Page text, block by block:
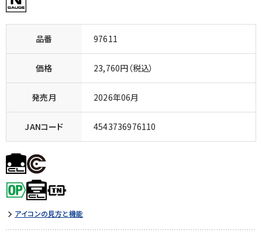
品番 97611
価格 23,760円（税込）
発売月 2026年06月
JANコード 4543736976110
アイコンの見方と機能